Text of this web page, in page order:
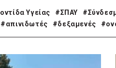
Υγείας #ΣΠΑΥ
#απινιδωτές #δεξαμενές